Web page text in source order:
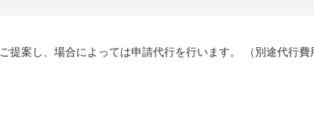
提案し、場合によっては申請代行を行います。 （別途代行費